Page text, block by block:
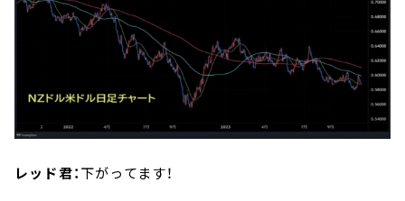
レッド君：下がってます！